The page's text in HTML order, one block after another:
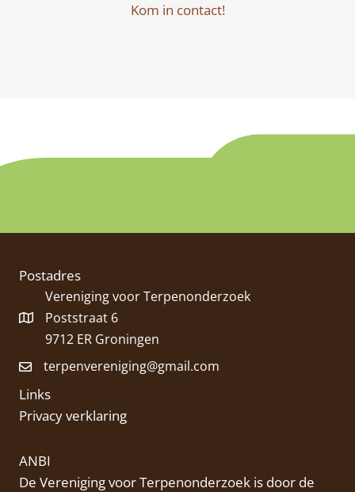
Kom in contact!
Postadres
Vereniging voor Terpenonderzoek
Poststraat 6
9712 ER Groningen
terpenvereniging@gmail.com
Links
Privacy verklaring
ANBI
De Vereniging voor Terpenonderzoek is door de